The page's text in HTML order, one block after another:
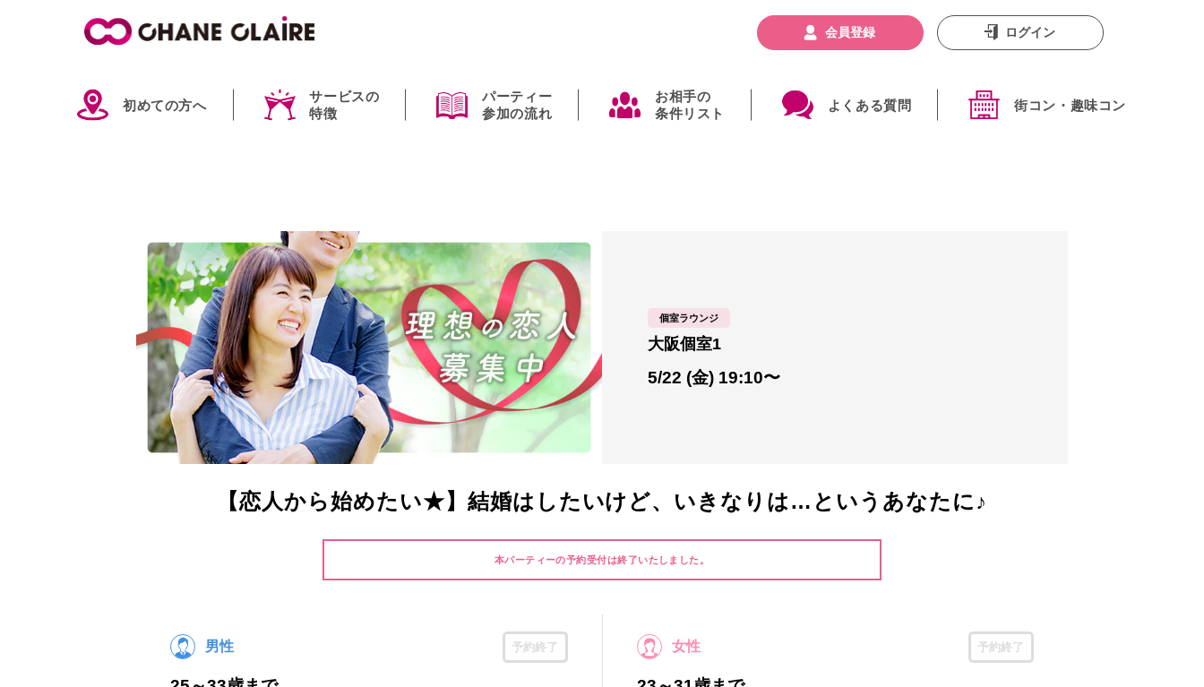
初めての方へ
サービスの
特徴
パーティー
参加の流れ
お相手の
条件リスト
よくある質問 街コン・趣味コン
会員登録 ログイン
5/22 (金) 19:10〜
個室ラウンジ
大阪個室1
【恋人から始めたい★】結婚はしたいけど、いきなりは…というあなたに♪
本パーティーの予約受付は終了いたしました。
男性 予約終了 女性 予約終了